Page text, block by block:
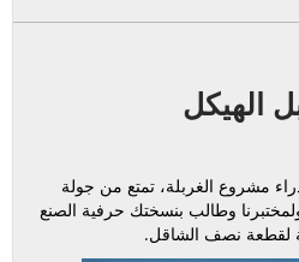
الهيكل
مشروع الغربلة، تمتع من جولة
وطالب بنسختك حرفية الصنع
لقطعة نصف الشاقل.